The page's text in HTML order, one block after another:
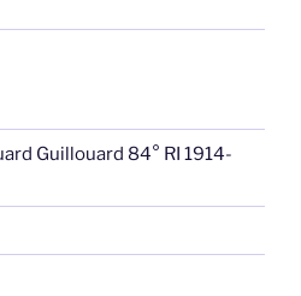
Guillouard 84° RI 1914-